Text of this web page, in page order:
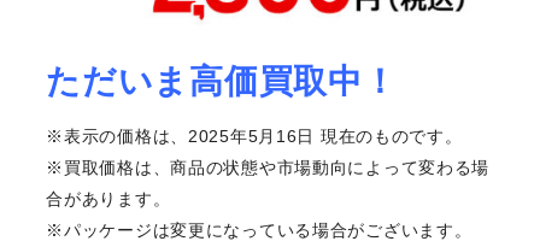
ただいま高価買取中！
※表示の価格は、2025年5月16日 現在のものです。
※買取価格は、商品の状態や市場動向によって変わる場
合があります。
※パッケージは変更になっている場合がございます。